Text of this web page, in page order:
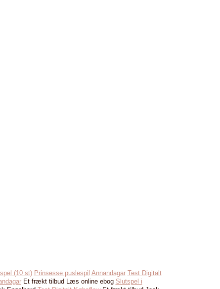
(10 st) Prinsesse puslespil Annandagar Test Digitalt
Et frækt tilbud Læs online ebog Slutspel i